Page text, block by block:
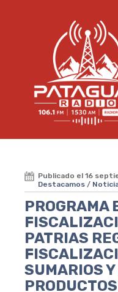
Publicado el 16
Destacamos /
PROGRAMA
PATRIAS
SUMARIOS